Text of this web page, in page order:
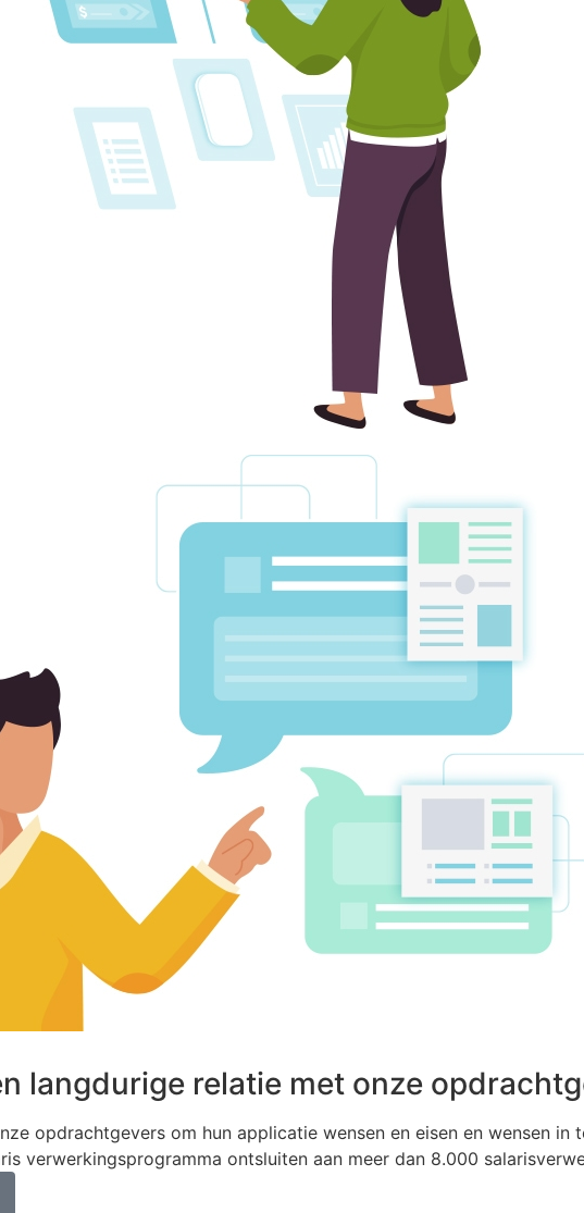
langdurige relatie met onze
opdrachtgevers om hun applicatie wensen en eisen en wensen
verwerkingsprogramma ontsluiten aan meer dan 8.000